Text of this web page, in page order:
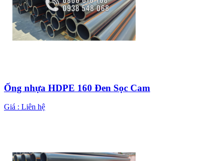
Ống nhựa HDPE 160 Đen Sọc Cam
Giá : Liên hệ